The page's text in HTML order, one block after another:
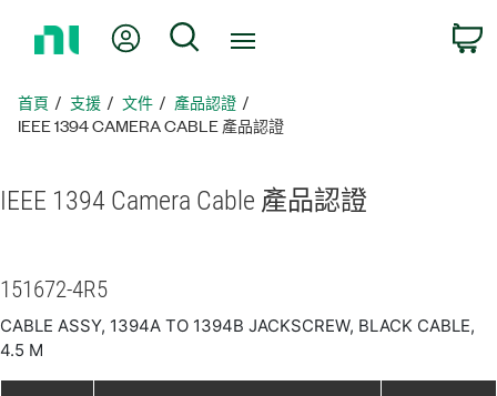
頁
我的帳號 搜尋
首頁 支援 文件
產品認證
IEEE 1394 CAMERA CABLE 產品認證
IEEE 1394 Camera Cable 產品認證
151672-4R5
CABLE ASSY, 1394A TO 1394B JACKSCREW, BLACK CABLE,
4.5 M